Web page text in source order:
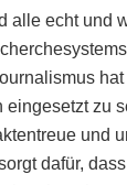
alle echt und
zu
und
dafür,